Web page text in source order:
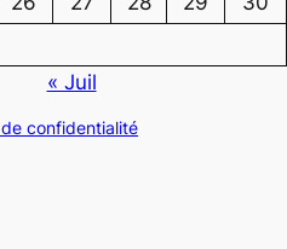
« Juil
confidentialité